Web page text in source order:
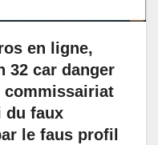
en ligne,
32 car danger
commissairiat
du faux
le faus profil